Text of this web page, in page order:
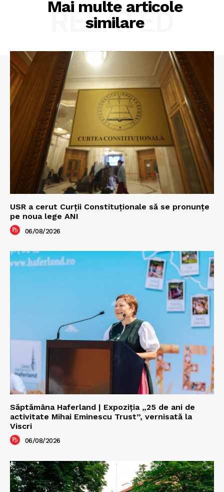
Mai multe articole
similare
RELATED
USR a cerut Curții Constituționale să se pronunțe
pe noua lege ANI
06/08/2026
Săptămâna Haferland | Expoziţia „25 de ani de
activitate Mihai Eminescu Trust”, vernisată la
Viscri
06/08/2026